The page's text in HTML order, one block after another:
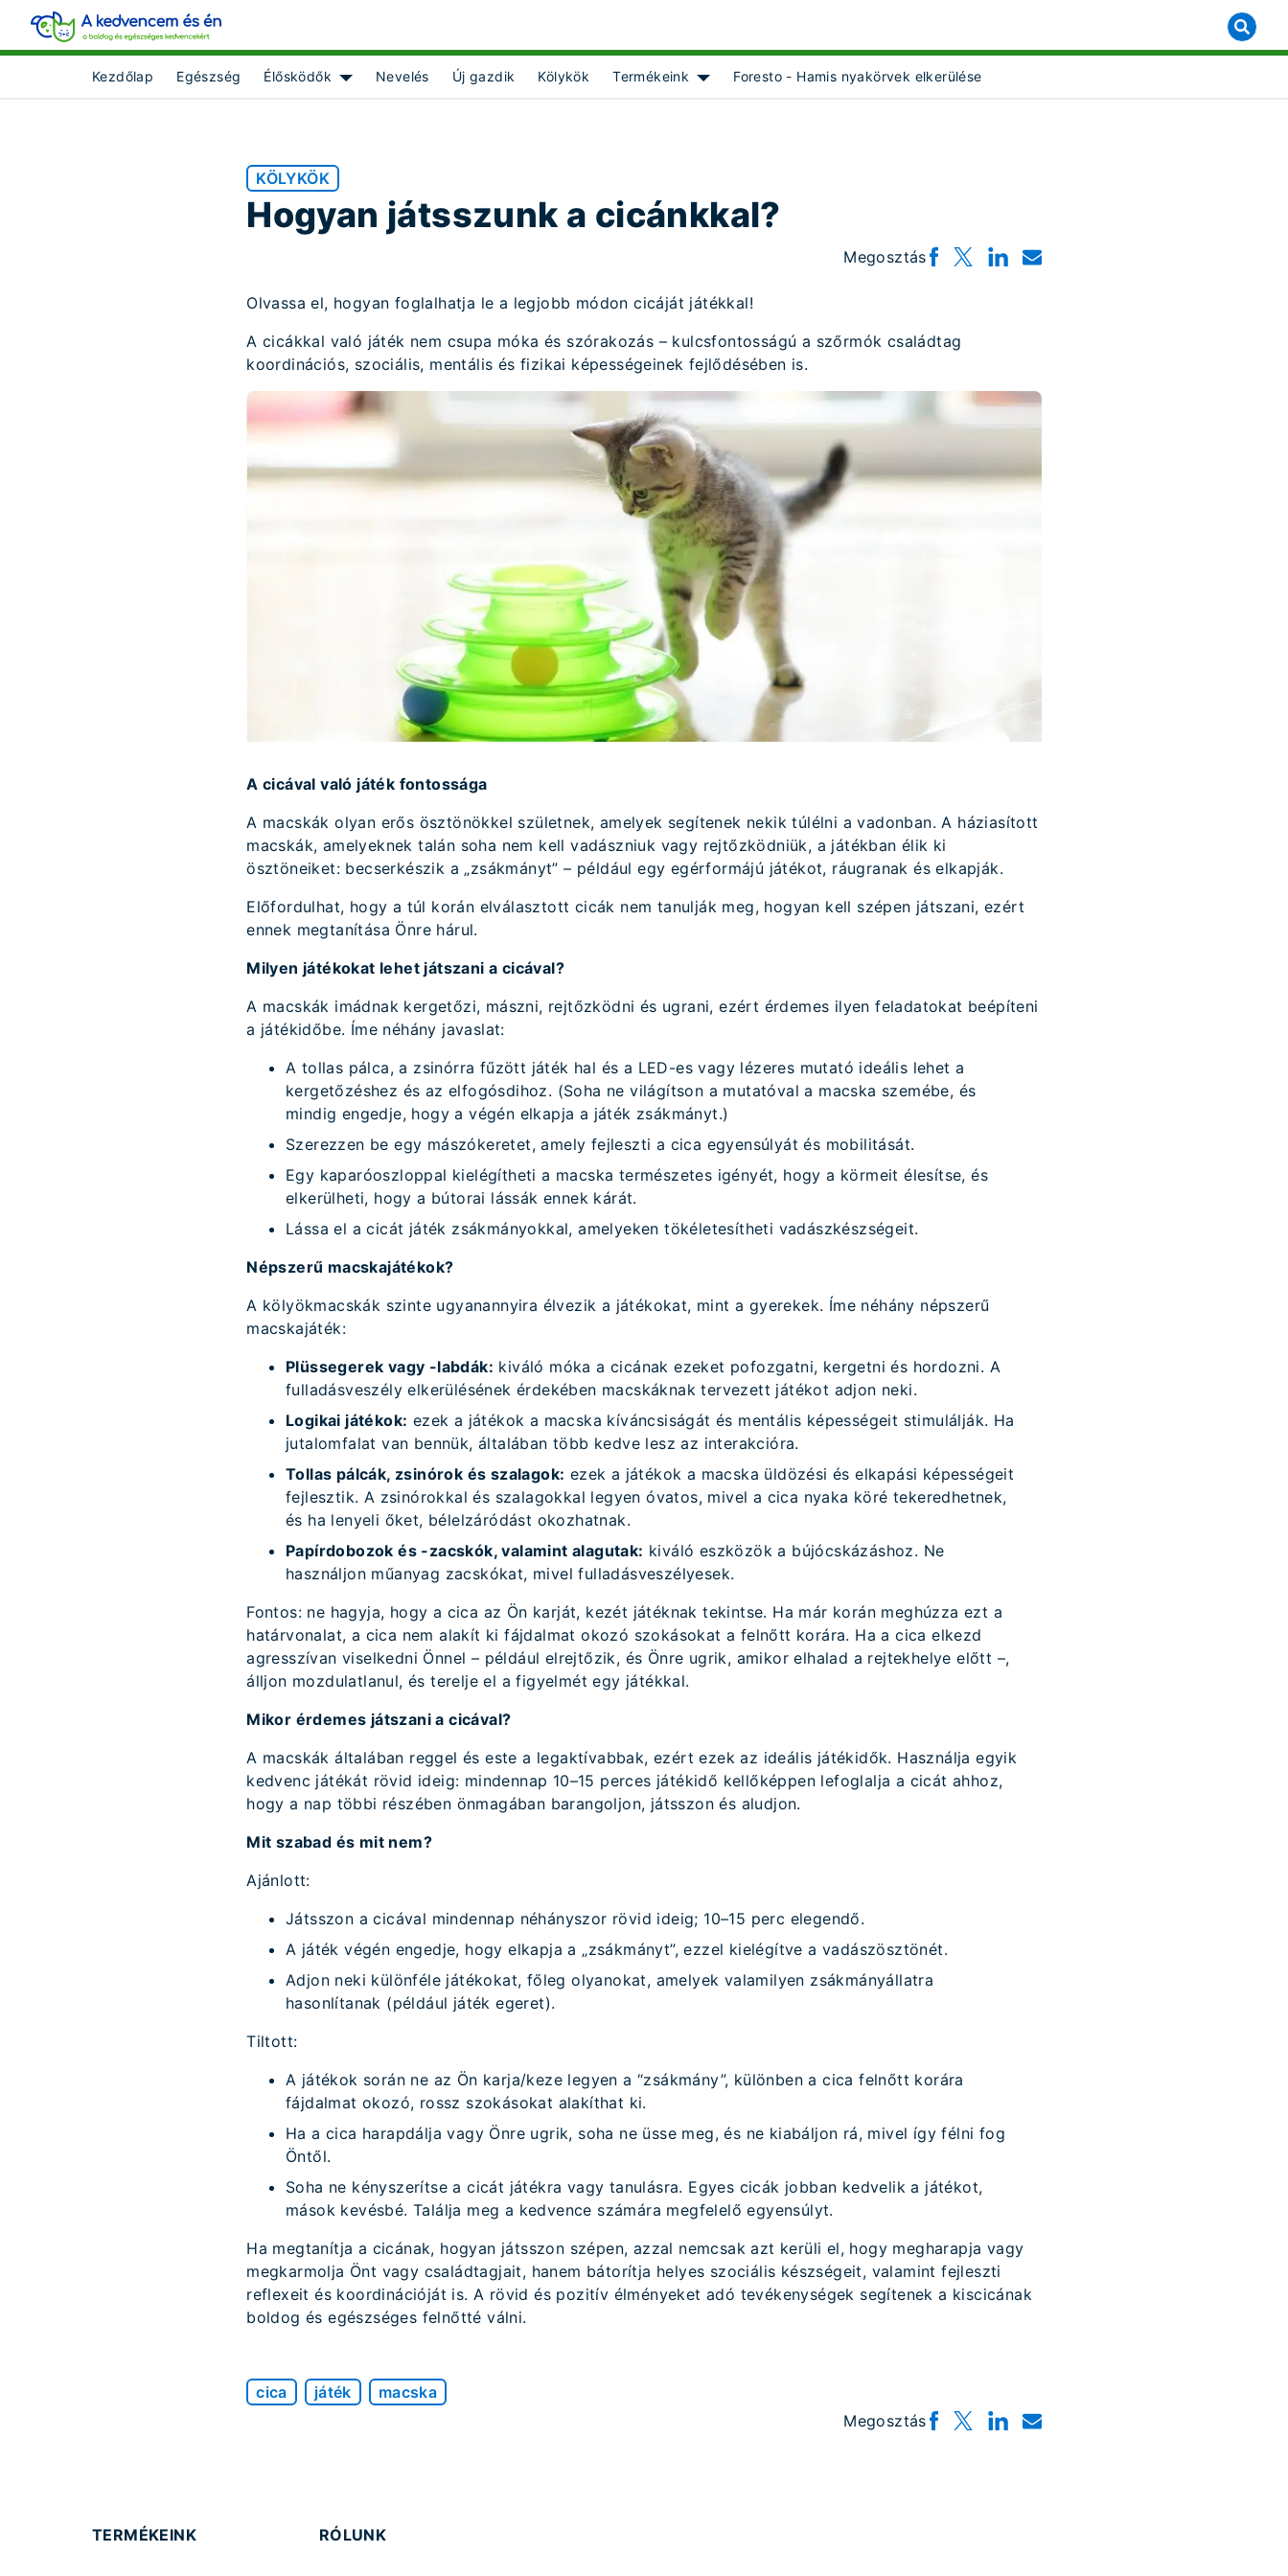
Kezdőlap Egészség
Élősködők
Show submenu for [object Object]
Nevelés Új gazdik Kölykök
Termékeink
Show submenu for [object Object]
Foresto - Hamis nyakörvek elkerülése
KÖLYKÖK
Hogyan játsszunk a cicánkkal?
Megosztás
Olvassa el, hogyan foglalhatja le a legjobb módon cicáját játékkal!
A cicákkal való játék nem csupa móka és szórakozás – kulcsfontosságú a szőrmók családtag
koordinációs, szociális, mentális és fizikai képességeinek fejlődésében is.
A cicával való játék fontossága
A macskák olyan erős ösztönökkel születnek, amelyek segítenek nekik túlélni a vadonban. A háziasított
macskák, amelyeknek talán soha nem kell vadászniuk vagy rejtőzködniük, a játékban élik ki
ösztöneiket: becserkészik a „zsákmányt” – például egy egérformájú játékot, ráugranak és elkapják.
Előfordulhat, hogy a túl korán elválasztott cicák nem tanulják meg, hogyan kell szépen játszani, ezért
ennek megtanítása Önre hárul.
Milyen játékokat lehet játszani a cicával?
A macskák imádnak kergetőzi, mászni, rejtőzködni és ugrani, ezért érdemes ilyen feladatokat beépíteni
a játékidőbe. Íme néhány javaslat:
A tollas pálca, a zsinórra fűzött játék hal és a LED-es vagy lézeres mutató ideális lehet a
kergetőzéshez és az elfogósdihoz. (Soha ne világítson a mutatóval a macska szemébe, és
mindig engedje, hogy a végén elkapja a játék zsákmányt.)
Szerezzen be egy mászókeretet, amely fejleszti a cica egyensúlyát és mobilitását.
Egy kaparóoszloppal kielégítheti a macska természetes igényét, hogy a körmeit élesítse, és
elkerülheti, hogy a bútorai lássák ennek kárát.
Lássa el a cicát játék zsákmányokkal, amelyeken tökéletesítheti vadászkészségeit.
Népszerű macskajátékok?
A kölyökmacskák szinte ugyanannyira élvezik a játékokat, mint a gyerekek. Íme néhány népszerű
macskajáték:
Plüssegerek vagy -labdák: kiváló móka a cicának ezeket pofozgatni, kergetni és hordozni. A
fulladásveszély elkerülésének érdekében macskáknak tervezett játékot adjon neki.
Logikai játékok: ezek a játékok a macska kíváncsiságát és mentális képességeit stimulálják. Ha
jutalomfalat van bennük, általában több kedve lesz az interakcióra.
Tollas pálcák, zsinórok és szalagok: ezek a játékok a macska üldözési és elkapási képességeit
fejlesztik. A zsinórokkal és szalagokkal legyen óvatos, mivel a cica nyaka köré tekeredhetnek,
és ha lenyeli őket, bélelzáródást okozhatnak.
Papírdobozok és -zacskók, valamint alagutak: kiváló eszközök a bújócskázáshoz. Ne
használjon műanyag zacskókat, mivel fulladásveszélyesek.
Fontos: ne hagyja, hogy a cica az Ön karját, kezét játéknak tekintse. Ha már korán meghúzza ezt a
határvonalat, a cica nem alakít ki fájdalmat okozó szokásokat a felnőtt korára. Ha a cica elkezd
agresszívan viselkedni Önnel – például elrejtőzik, és Önre ugrik, amikor elhalad a rejtekhelye előtt –,
álljon mozdulatlanul, és terelje el a figyelmét egy játékkal.
Mikor érdemes játszani a cicával?
A macskák általában reggel és este a legaktívabbak, ezért ezek az ideális játékidők. Használja egyik
kedvenc játékát rövid ideig: mindennap 10–15 perces játékidő kellőképpen lefoglalja a cicát ahhoz,
hogy a nap többi részében önmagában barangoljon, játsszon és aludjon.
Mit szabad és mit nem?
Ajánlott:
Játsszon a cicával mindennap néhányszor rövid ideig; 10–15 perc elegendő.
A játék végén engedje, hogy elkapja a „zsákmányt”, ezzel kielégítve a vadászösztönét.
Adjon neki különféle játékokat, főleg olyanokat, amelyek valamilyen zsákmányállatra
hasonlítanak (például játék egeret).
Tiltott:
A játékok során ne az Ön karja/keze legyen a “zsákmány”, különben a cica felnőtt korára
fájdalmat okozó, rossz szokásokat alakíthat ki.
Ha a cica harapdálja vagy Önre ugrik, soha ne üsse meg, és ne kiabáljon rá, mivel így félni fog
Öntől.
Soha ne kényszerítse a cicát játékra vagy tanulásra. Egyes cicák jobban kedvelik a játékot,
mások kevésbé. Találja meg a kedvence számára megfelelő egyensúlyt.
Ha megtanítja a cicának, hogyan játsszon szépen, azzal nemcsak azt kerüli el, hogy megharapja vagy
megkarmolja Önt vagy családtagjait, hanem bátorítja helyes szociális készségeit, valamint fejleszti
reflexeit és koordinációját is. A rövid és pozitív élményeket adó tevékenységek segítenek a kiscicának
boldog és egészséges felnőtté válni.
cica játék
macska
Megosztás
TERMÉKEINK RÓLUNK